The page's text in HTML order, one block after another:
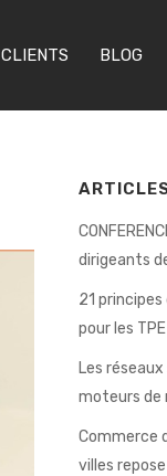
BLOG
dirigeants
21
pour les
Les
moteurs de
Commerce
villes